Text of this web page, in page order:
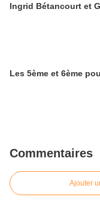
Ingrid Bétancourt et
Les 5ème et 6ème
Commentaires
Ajouter